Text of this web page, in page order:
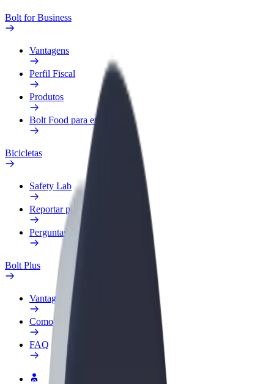
Bolt for Business
Vantagens
Perfil Fiscal
Produtos
Bolt Food para empresas
Bicicletas
Safety Lab
Reportar problema
Perguntas Frequentes
Bolt Plus
Vantagens
Como subscrever
FAQ